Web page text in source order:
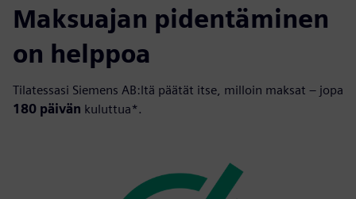
Maksuajan pidentäminen
on helppoa
Tilatessasi Siemens AB:ltä päätät itse, milloin maksat – jopa
180 päivän kuluttua*.